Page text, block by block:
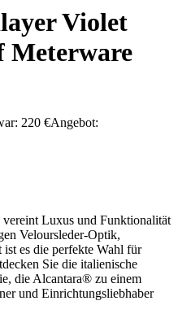
Violet
Meterware
220 €Angebot:
Luxus und Funktionalität
Veloursleder-Optik,
es die perfekte Wahl für
Sie die italienische
die Alcantara® zu einem
und Einrichtungsliebhaber